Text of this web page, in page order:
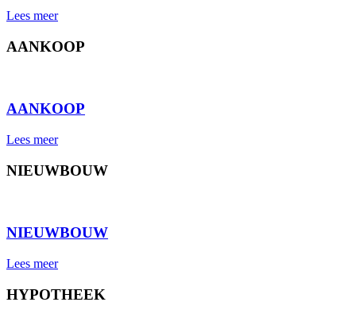
Lees meer
AANKOOP
AANKOOP
Lees meer
NIEUWBOUW
NIEUWBOUW
Lees meer
HYPOTHEEK